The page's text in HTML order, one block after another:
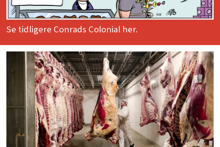
Se tidligere Conrads Colonial her.